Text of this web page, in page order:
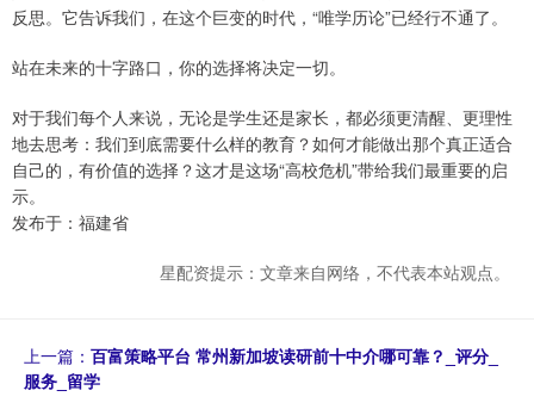
反思。它告诉我们，在这个巨变的时代，“唯学历论”已经行不通了。
站在未来的十字路口，你的选择将决定一切。
对于我们每个人来说，无论是学生还是家长，都必须更清醒、更理性
地去思考：我们到底需要什么样的教育？如何才能做出那个真正适合
自己的，有价值的选择？这才是这场“高校危机”带给我们最重要的启
示。
发布于：福建省
星配资提示：文章来自网络，不代表本站观点。
上一篇： 百富策略平台 常州新加坡读研前十中介哪可靠？_评分_
服务_留学